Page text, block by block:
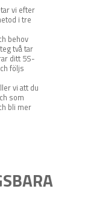
vi efter
i tre
behov
två tar
ditt 5S-
följs
vi att du
som
bli mer